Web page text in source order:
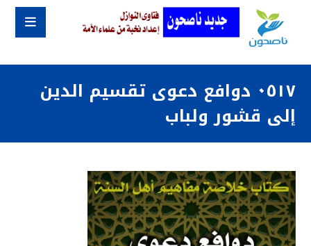
٠٥١٧ دوافع دعوى تقسيم الدين
إلى قشور ولباب